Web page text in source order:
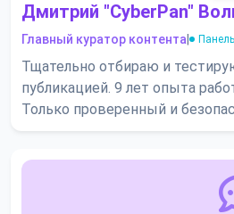
Дмитрий "CyberPan"
Главный куратор контента
Тщательно отбираю и
публикацией. 9 лет опыта
Только проверенный и